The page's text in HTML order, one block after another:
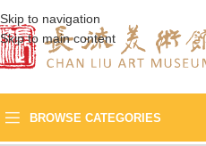
Skip to navigation
Skip to main content
BROWSE CATEGORIES